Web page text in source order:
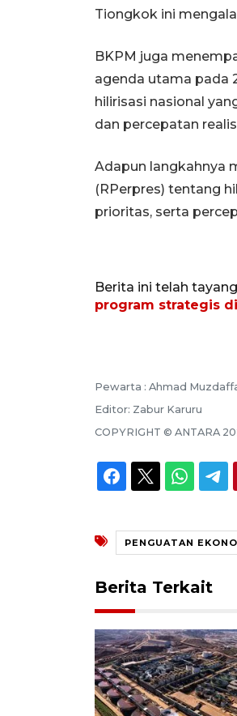
Tiongkok ini
BKPM juga
agenda utama pada
hilirisasi nasional
dan percepatan
Adapun langkahnya
(RPerpres) tentang
prioritas, serta
Berita ini telah
program strategis
Pewarta : Ahmad
Editor: Zabur Karuru
COPYRIGHT © ANTARA
PENGUATAN
Berita Terkait